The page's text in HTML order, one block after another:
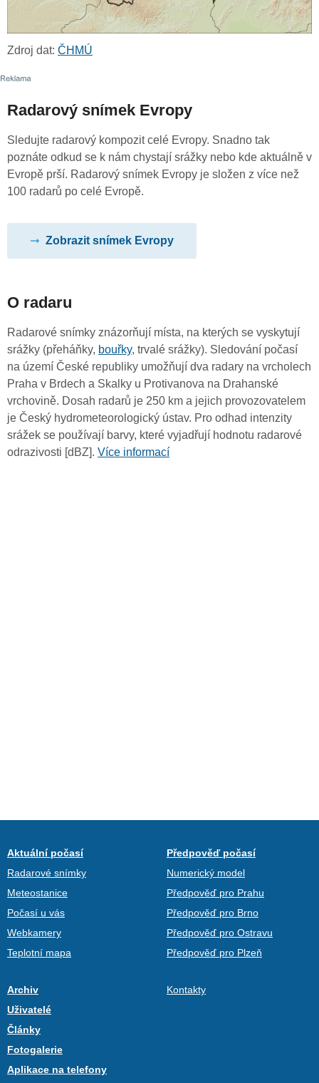
Zdroj dat: ČHMÚ
Radarový snímek Evropy
Sledujte radarový kompozit celé Evropy. Snadno tak
poznáte odkud se k nám chystají srážky nebo kde aktuálně v
Evropě prší. Radarový snímek Evropy je složen z více než
100 radarů po celé Evropě.
Zobrazit snímek Evropy
O radaru
Radarové snímky znázorňují místa, na kterých se vyskytují
srážky (přeháňky, bouřky, trvalé srážky). Sledování počasí
na území České republiky umožňují dva radary na vrcholech
Praha v Brdech a Skalky u Protivanova na Drahanské
vrchovině. Dosah radarů je 250 km a jejich provozovatelem
je Český hydrometeorologický ústav. Pro odhad intenzity
srážek se používají barvy, které vyjadřují hodnotu radarové
odrazivosti [dBZ]. Více informací
Aktuální počasí
Radarové snímky
Meteostanice
Počasí u vás
Webkamery
Teplotní mapa
Předpověď počasí
Numerický model
Předpověď pro Prahu
Předpověď pro Brno
Předpověď pro Ostravu
Předpověď pro Plzeň
Archiv
Uživatelé
Články
Fotogalerie
Aplikace na telefony
Kontakty